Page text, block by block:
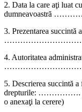
2. Data la care aţi luat
dumneavoastră
3. Prezentarea succintă
4. Autoritatea
5. Descrierea succintă
drepturile: …………….
o anexaţi la cerere)